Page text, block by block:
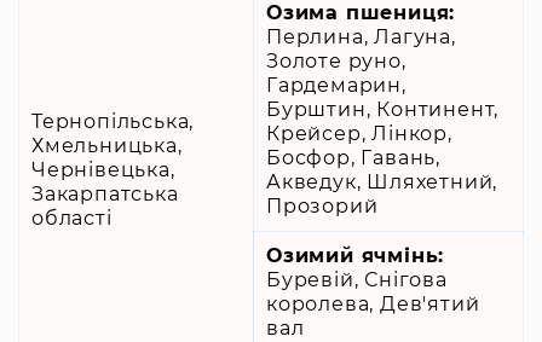
Тернопільська,
Хмельницька,
Чернівецька,
Закарпатська
області
Озима пшениця:
Перлина, Лагуна,
Золоте руно,
Гардемарин,
Бурштин, Континент,
Крейсер, Лінкор,
Босфор, Гавань,
Акведук, Шляхетний,
Прозорий
Озимий ячмінь:
Буревій, Снігова
королева, Дев'ятий
вал